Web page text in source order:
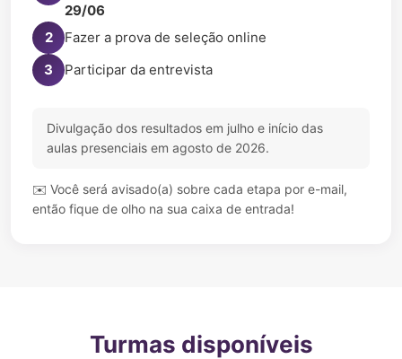
29/06
2
Fazer a prova de seleção online
3
Participar da entrevista
Divulgação dos resultados em julho e início das
aulas presenciais em agosto de 2026.
✉️ Você será avisado(a) sobre cada etapa por e-mail,
então fique de olho na sua caixa de entrada!
Turmas disponíveis